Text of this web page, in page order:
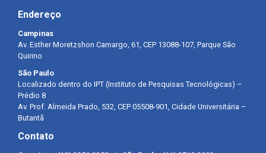
Endereço
Campinas
Av. Esther Moretzshon Camargo, 61, CEP 13088-107, Parque São
Quirino
São Paulo
Localizado dentro do IPT (Instituto de Pesquisas Tecnológicas) –
Prédio 8
Av. Prof. Almeida Prado, 532, CEP 05508-901, Cidade Universitária –
Butantã
Contato